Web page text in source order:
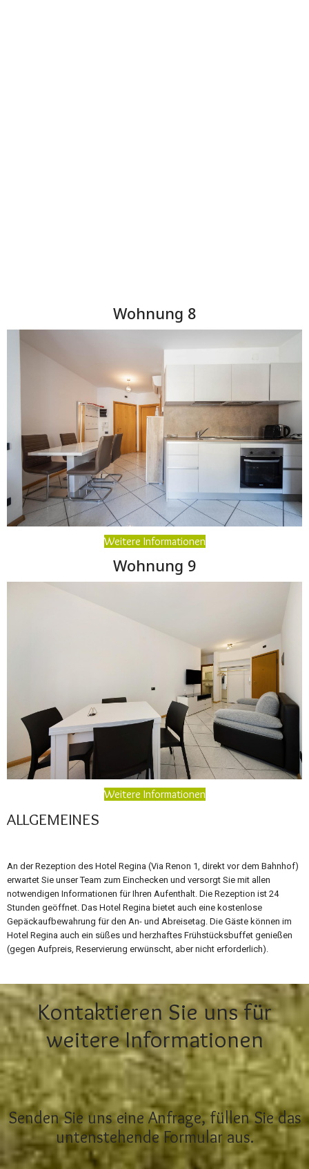
Wohnung 8
Weitere Informationen
Wohnung 9
Weitere Informationen
ALLGEMEINES
An der Rezeption des Hotel Regina (Via Renon 1, direkt vor dem Bahnhof)
erwartet Sie unser Team zum Einchecken und versorgt Sie mit allen
notwendigen Informationen für Ihren Aufenthalt. Die Rezeption ist 24
Stunden geöffnet. Das Hotel Regina bietet auch eine kostenlose
Gepäckaufbewahrung für den An- und Abreisetag. Die Gäste können im
Hotel Regina auch ein süßes und herzhaftes Frühstücksbuffet genießen
(gegen Aufpreis, Reservierung erwünscht, aber nicht erforderlich).
Kontaktieren Sie uns für
weitere Informationen
Senden Sie uns eine Anfrage, füllen Sie das
untenstehende Formular aus.